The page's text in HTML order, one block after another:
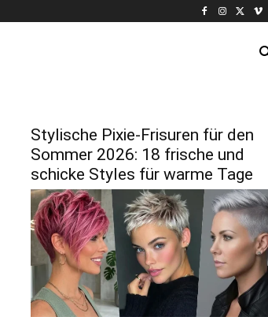
Stylische Pixie-Frisuren für den
Sommer 2026: 18 frische und
schicke Styles für warme Tage